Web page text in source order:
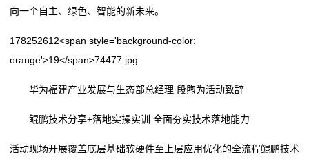
向一个自主、绿色、智能的新未来。
178252612<span style='background-color:
orange'>19</span>74477.jpg
华为福建产业发展与生态部总经理 段煦为活动致辞
鲲鹏技术分享+落地实操实训 全面夯实技术落地能力
活动现场开展覆盖底层基础软硬件至上层应用优化的全流程鲲鹏技术